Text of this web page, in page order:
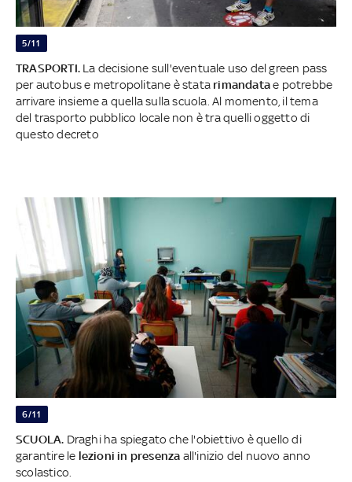
5/11
TRASPORTI. La decisione sull'eventuale uso del green pass
per autobus e metropolitane è stata rimandatae potrebbe
arrivare insieme a quella sulla scuola. Al momento, il tema
del trasporto pubblico locale non è tra quelli oggetto di
questo decreto
6/11
SCUOLA. Draghi ha spiegato che l'obiettivo è quello di
garantire le lezioni in presenza all'inizio del nuovo anno
scolastico.